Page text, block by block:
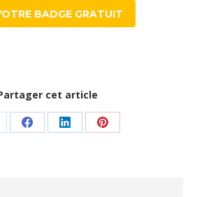
BADGE GRATUIT
cet article
Share Share Share